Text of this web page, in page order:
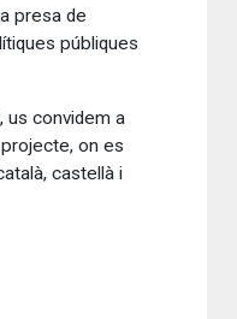
presa de
públiques
us convidem a
on es
castellà i